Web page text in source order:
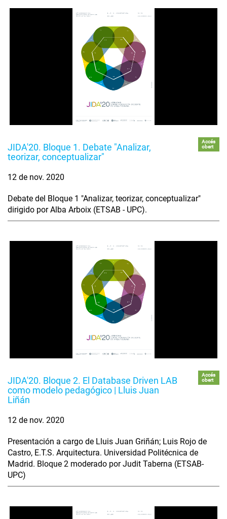
JIDA'20. Bloque 1. Debate "Analizar,
teorizar, conceptualizar"
Accés
obert
12 de nov. 2020
Debate del Bloque 1 "Analizar, teorizar, conceptualizar"
dirigido por Alba Arboix (ETSAB - UPC).
JIDA'20. Bloque 2. El Database Driven LAB
como modelo pedagógico | Lluis Juan
Liñán
Accés
obert
12 de nov. 2020
Presentación a cargo de Lluis Juan Griñán; Luis Rojo de
Castro, E.T.S. Arquitectura. Universidad Politécnica de
Madrid. Bloque 2 moderado por Judit Taberna (ETSAB-
UPC)